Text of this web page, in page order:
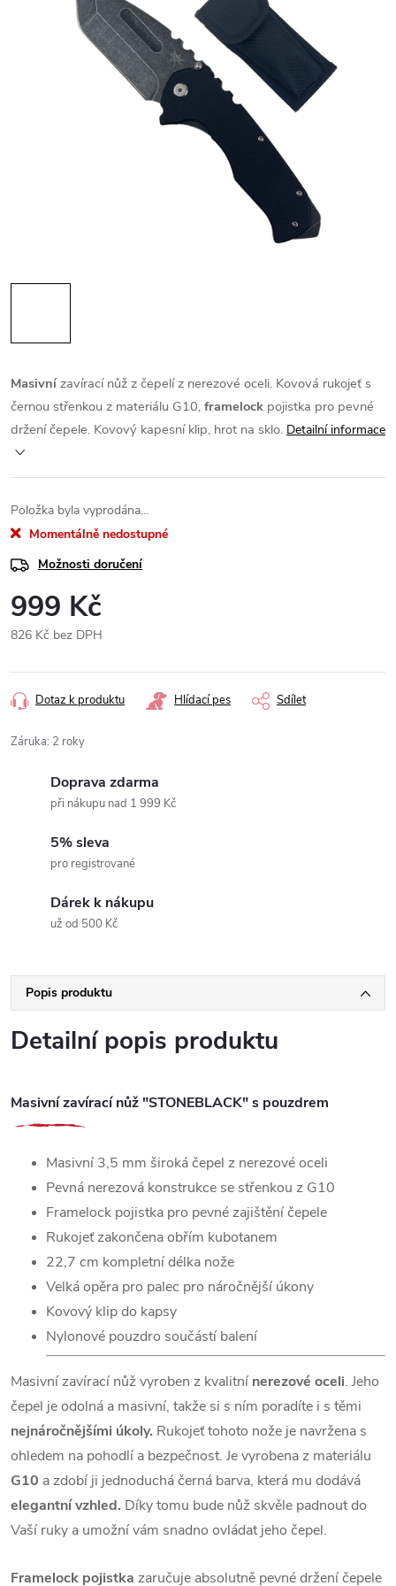
Masivnízavírací nůž z čepelí z nerezové oceli. Kovová rukojeť s
černou střenkou z materiálu G10, framelock pojistka pro pevné
držení čepele. Kovový kapesní klip, hrot na sklo. Detailní informace
Položka byla vyprodána…
Momentálně nedostupné
Možnosti doručení
999 Kč
826 Kč bez DPH
cena:
Dotaz k produktu Hlídací pes Sdílet
Záruka: 2 roky
Doprava zdarma
při nákupu nad 1 999 Kč
5% sleva
pro registrované
Dárek k nákupu
už od 500 Kč
Popis produktu
Detailní popis produktu
Masivní zavírací nůž "STONEBLACK" s pouzdrem
Masivní 3,5 mm široká čepel z nerezové oceli
Pevná nerezová konstrukce se střenkou z G10
Framelock pojistka pro pevné zajištění čepele
Rukojeť zakončena obřím kubotanem
22,7 cm kompletní délka nože
Velká opěra pro palec pro náročnější úkony
Kovový klip do kapsy
Nylonové pouzdro součástí balení
Masivní zavírací nůž vyroben z kvalitní nerezové oceli. Jeho
čepel je odolná a masivní, takže si s ním poradíte i s těmi
nejnáročnějšími úkoly. Rukojeť tohoto nože je navržena s
ohledem na pohodlí a bezpečnost. Je vyrobena z materiálu
G10 a zdobí ji jednoduchá černá barva, která mu dodává
elegantní vzhled. Díky tomu bude nůž skvěle padnout do
Vaší ruky a umožní vám snadno ovládat jeho čepel.
Framelock pojistka zaručuje absolutně pevné držení čepele